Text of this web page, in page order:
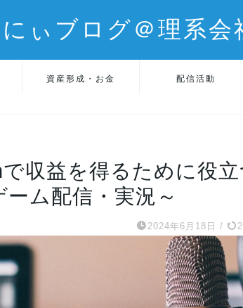
ぃブログ＠理系
資産形成・お金 配信活動
収益を得るために役立
ム配信・実況～
2024年6月18日 /